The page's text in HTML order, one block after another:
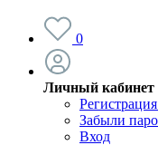
0
Личный кабинет
Забыли
Вход